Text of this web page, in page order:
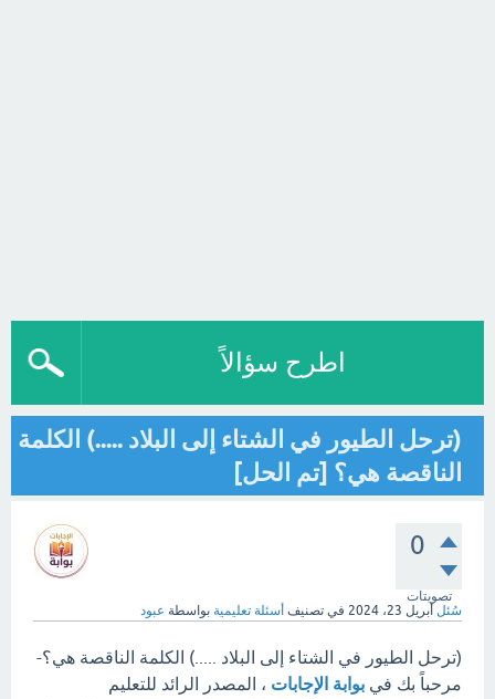
اطرح سؤالاً
(ترحل الطيور في الشتاء إلى البلاد .....) الكلمة
الناقصة هي؟ [تم الحل]
0
تصويتات
سُئل أبريل 23، 2024 في تصنيف أسئلة تعليمية بواسطة عبود
(ترحل الطيور في الشتاء إلى البلاد .....) الكلمة الناقصة هي؟-
مرحباً بك في بوابة الإجابات ، المصدر الرائد للتعليم